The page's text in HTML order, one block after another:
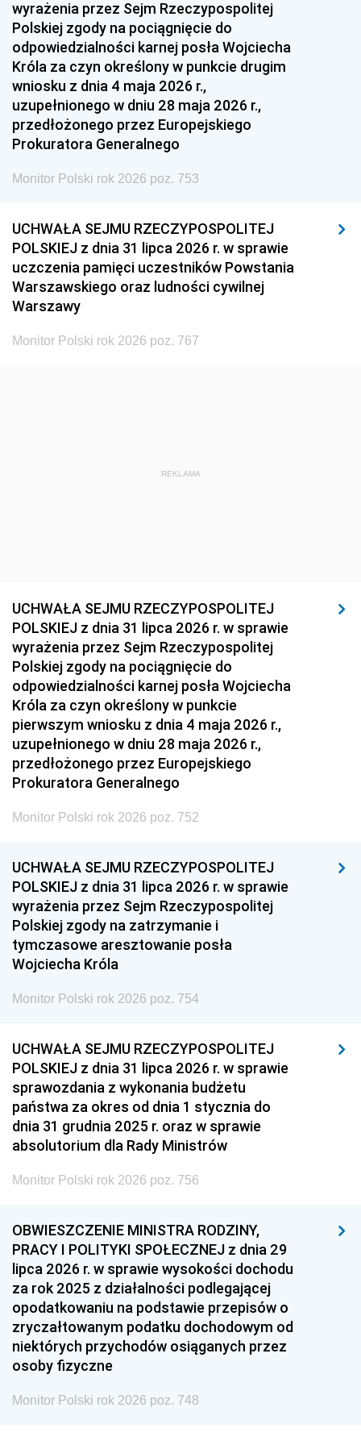
1951 1950 1949
1948 1947
1939 1938 1937
1936 1930
wyrażenia przez Sejm Rzeczypospolitej
Polskiej zgody na pociągnięcie do
odpowiedzialności karnej posła Wojciecha
Króla za czyn określony w punkcie drugim
wniosku z dnia 4 maja 2026 r.,
uzupełnionego w dniu 28 maja 2026 r.,
przedłożonego przez Europejskiego
Prokuratora Generalnego
Monitor Polski rok 2026 poz. 753
UCHWAŁA SEJMU RZECZYPOSPOLITEJ
POLSKIEJ z dnia 31 lipca 2026 r. w sprawie
uczczenia pamięci uczestników Powstania
Warszawskiego oraz ludności cywilnej
Warszawy
Monitor Polski rok 2026 poz. 767
REKLAMA
UCHWAŁA SEJMU RZECZYPOSPOLITEJ
POLSKIEJ z dnia 31 lipca 2026 r. w sprawie
wyrażenia przez Sejm Rzeczypospolitej
Polskiej zgody na pociągnięcie do
odpowiedzialności karnej posła Wojciecha
Króla za czyn określony w punkcie
pierwszym wniosku z dnia 4 maja 2026 r.,
uzupełnionego w dniu 28 maja 2026 r.,
przedłożonego przez Europejskiego
Prokuratora Generalnego
Monitor Polski rok 2026 poz. 752
UCHWAŁA SEJMU RZECZYPOSPOLITEJ
POLSKIEJ z dnia 31 lipca 2026 r. w sprawie
wyrażenia przez Sejm Rzeczypospolitej
Polskiej zgody na zatrzymanie i
tymczasowe aresztowanie posła
Wojciecha Króla
Monitor Polski rok 2026 poz. 754
UCHWAŁA SEJMU RZECZYPOSPOLITEJ
POLSKIEJ z dnia 31 lipca 2026 r. w sprawie
sprawozdania z wykonania budżetu
państwa za okres od dnia 1 stycznia do
dnia 31 grudnia 2025 r. oraz w sprawie
absolutorium dla Rady Ministrów
Monitor Polski rok 2026 poz. 756
OBWIESZCZENIE MINISTRA RODZINY,
PRACY I POLITYKI SPOŁECZNEJ z dnia 29
lipca 2026 r. w sprawie wysokości dochodu
za rok 2025 z działalności podlegającej
opodatkowaniu na podstawie przepisów o
zryczałtowanym podatku dochodowym od
niektórych przychodów osiąganych przez
osoby fizyczne
Monitor Polski rok 2026 poz. 748